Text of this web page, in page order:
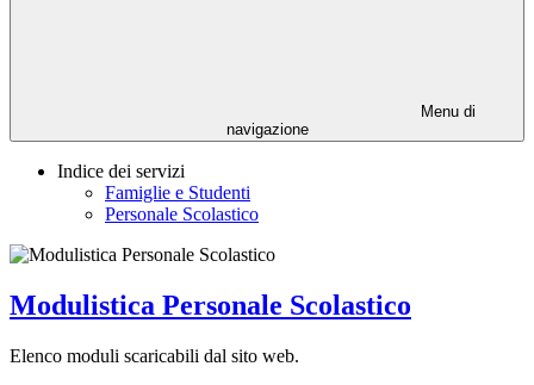
Menu di
navigazione
Indice dei servizi
Famiglie e Studenti
Personale Scolastico
Modulistica Personale Scolastico
Elenco moduli scaricabili dal sito web.